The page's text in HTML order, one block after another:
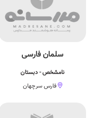
سلمان فارسی
نامشخص - دبستان
فارس سرچهان